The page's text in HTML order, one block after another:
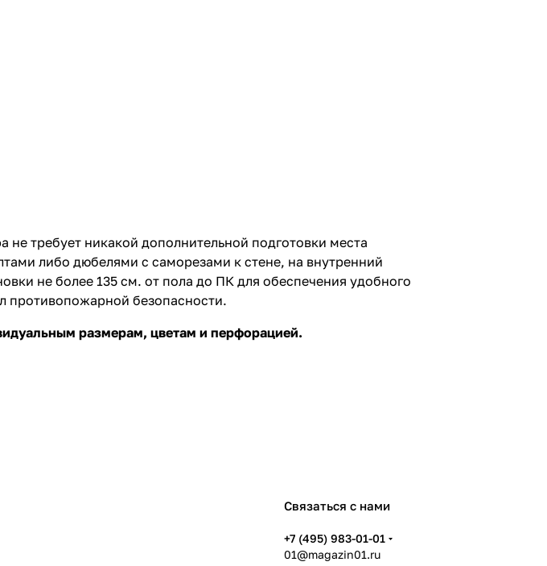
требует никакой дополнительной подготовки места
либо дюбелями с саморезами к стене, на внутренний
не более 135 см. от пола до ПК для обеспечения удобного
противопожарной безопасности.
размерам, цветам и перфорацией.
Связаться с нами
+7 (495) 983-01-01
01@magazin01.ru